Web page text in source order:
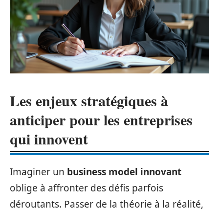
Les enjeux stratégiques à
anticiper pour les entreprises
qui innovent
Imaginer un business model innovant
oblige à affronter des défis parfois
déroutants. Passer de la théorie à la réalité,